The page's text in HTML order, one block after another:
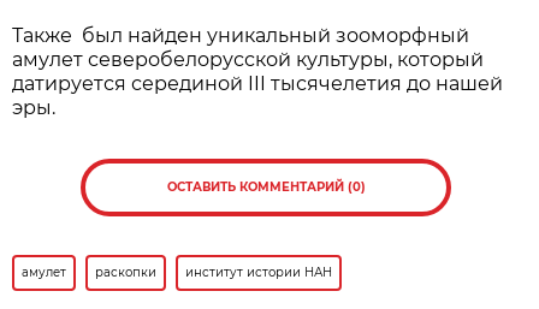
Также был найден уникальный зооморфный
амулет северобелорусской культуры, который
датируется серединой III тысячелетия до нашей
эры.
ОСТАВИТЬ КОММЕНТАРИЙ (0)
амулет раскопки институт истории НАН